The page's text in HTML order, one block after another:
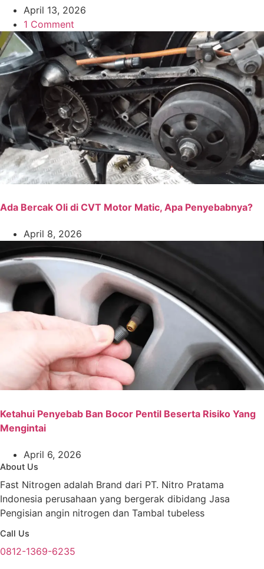
April 13, 2026
1 Comment
Ada Bercak Oli di CVT Motor Matic, Apa Penyebabnya?
April 8, 2026
Ketahui Penyebab Ban Bocor Pentil Beserta Risiko Yang
Mengintai
April 6, 2026
About Us
Fast Nitrogen adalah Brand dari PT. Nitro Pratama
Indonesia perusahaan yang bergerak dibidang Jasa
Pengisian angin nitrogen dan Tambal tubeless
Call Us
0812-1369-6235